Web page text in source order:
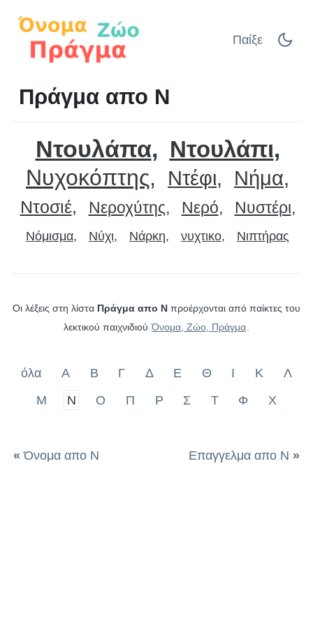
Παίξε
Πράγμα απο Ν
Ντουλάπα Ντουλάπι
Νυχοκόπτης Ντέφι Νήμα
Ντοσιέ Νεροχύτης Νερό Νυστέρι
Νόμισμα Νύχι Νάρκη νυχτικο Νιπτήρας
Οι λέξεις στη λίστα Πράγμα απο Ν προέρχονται από παίκτες του
λεκτικού παιχνιδιού Όνομα, Ζώο, Πράγμα
όλα Α Β Γ Δ Ε Θ Ι Κ
Λ
Μ
Ν Ο Π Ρ Σ Τ Φ Χ
« Όνομα απο Ν Επαγγελμα απο Ν »